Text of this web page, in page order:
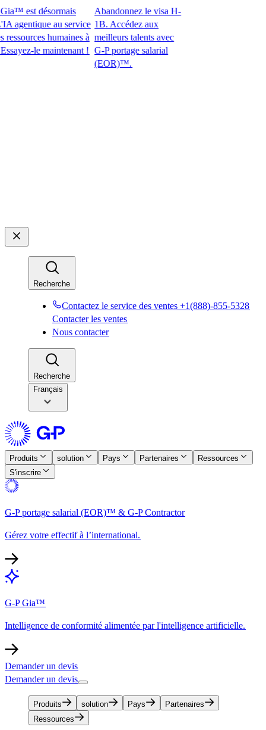
est désormais
au service
humaines à
le maintenant !​​
Abandonnez le visa H-
1B. Accédez aux
meilleurs talents avec
G-P portage salarial
(EOR)™.​​
Recherche​​
Contactez le service des ventes +1(888)-855-5328​​
Contacter les ventes​​
Nous contacter​​
Recherche​​
Français
Produits​​ solution​​ Pays​​ Partenaires​​
Ressources​​
S'inscrire​​
G-P portage salarial (EOR)™ & G-P Contractor​​
Gérez votre effectif à l’international.​​
G-P Gia™​​
Intelligence de conformité alimentée par l'intelligence artificielle.​​
Demander un devis​​
Demander un devis​​
Produits​​ solution​​ Pays​​
Partenaires​​
Ressources​​